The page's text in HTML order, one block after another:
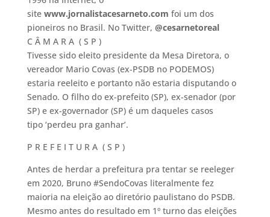
site www.jornalistacesarneto.com foi um dos
pioneiros no Brasil. No Twitter, @cesarnetoreal
C Â M A R A ( S P )
Tivesse sido eleito presidente da Mesa Diretora, o
vereador Mario Covas (ex-PSDB no PODEMOS)
estaria reeleito e portanto não estaria disputando o
Senado. O filho do ex-prefeito (SP), ex-senador (por
SP) e ex-governador (SP) é um daqueles casos
tipo ‘perdeu pra ganhar’.
P R E F E I T U R A ( S P )
Antes de herdar a prefeitura pra tentar se reeleger
em 2020, Bruno #SendoCovas literalmente fez
maioria na eleição ao diretório paulistano do PSDB.
Mesmo antes do resultado em 1º turno das eleições